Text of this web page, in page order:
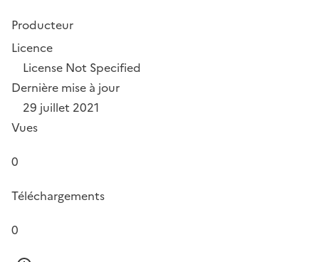
Producteur
Licence
License Not Specified
Dernière mise à jour
29 juillet 2021
Vues
0
Téléchargements
0